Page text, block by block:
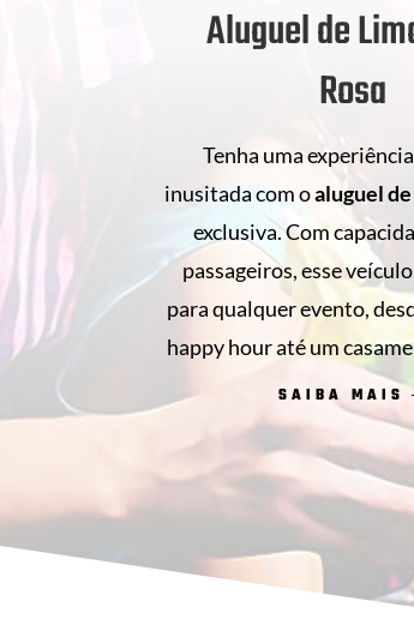
Aluguel de
Rosa
Tenha uma
inusitada com oaluguel de
exclusiva. Com
passageiros, esse
para qualquer evento,
happy hour até um
SAIBA MAIS